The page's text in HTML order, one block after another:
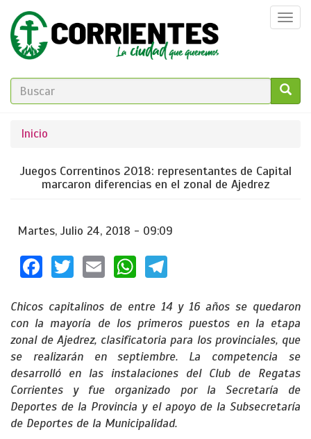
Pasar
contenido
principal
FORMULARIO
BÚSQUEDA
Se
encuentra
usted
Inicio
Juegos Correntinos 2018: representantes de Capital
marcaron diferencias en el zonal de Ajedrez
Martes, Julio 24, 2018 - 09:09
Facebook
TwitterEmailWhatsApp
Chicos capitalinos de entre 14 y 16 años se quedaron
con la mayoría de los primeros puestos en la etapa
zonal de Ajedrez, clasificatoria para los provinciales, que
se realizarán en septiembre. La competencia se
desarrolló en las instalaciones del Club de Regatas
Corrientes y fue organizado por la Secretaría de
Deportes de la Provincia y el apoyo de la Subsecretaría
de Deportes de la Municipalidad.